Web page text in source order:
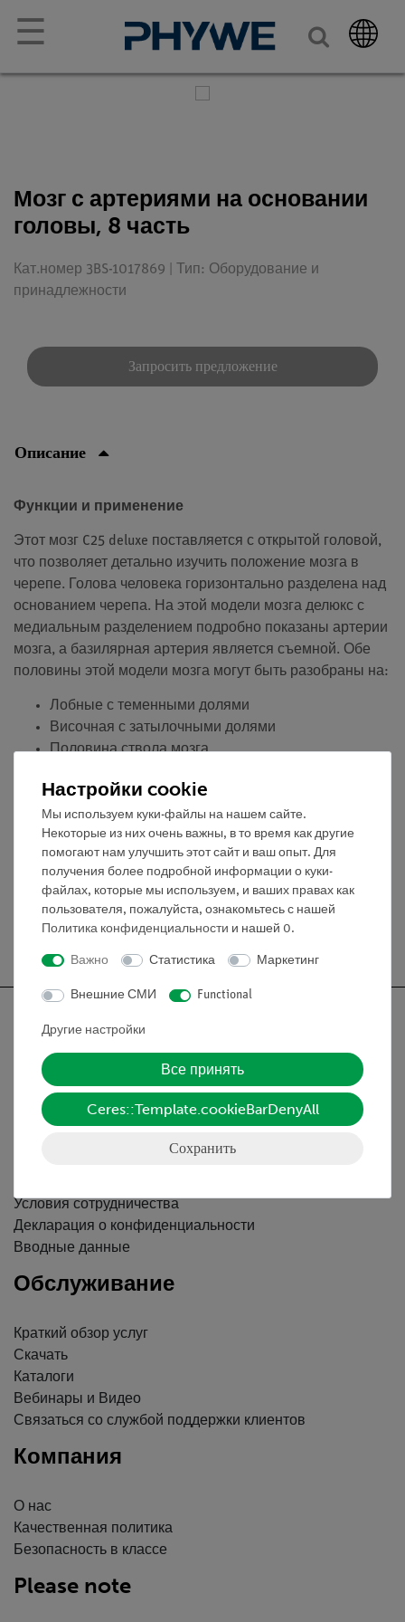
☰
Мозг с артериями на основании
головы, 8 часть
Кат.номер 3BS-1017869 | Тип: Оборудование и
принадлежности
Запросить предложение
Описание
Функции и применение
Этот мозг C25 deluxe поставляется с открытой головой,
что позволяет детально изучить положение мозга в
черепе. Голова человека горизонтально разделена над
основанием черепа. На этой модели мозга делюкс с
медиальным разделением подробно показаны артерии
мозга, а базилярная артерия является съемной. Обе
половины этой модели мозга могут быть разобраны на:
Лобные с теменными долями
Височная с затылочными долями
Половина ствола мозга
для обучения нервной системе человека и анатомии
мозга. Мозг в голове поставляется на подставке
Бесплатная доставка от 300,- €
Nach oben
Информация
Условия сотрудничества
Декларация о конфиденциальности
Вводные данные
Обслуживание
Краткий обзор услуг
Скачать
Каталоги
Вебинары и Видео
Связаться со службой поддержки клиентов
Компания
О нас
Качественная политика
Безопасность в классе
Please note
Настройки cookie
Мы используем куки-файлы на нашем сайте.
Некоторые из них очень важны, в то время как другие
помогают нам улучшить этот сайт и ваш опыт. Для
получения более подробной информации о куки-
файлах, которые мы используем, и ваших правах как
пользователя, пожалуйста, ознакомьтесь с нашей
Политика конфиденциальности и нашей 0.
Важно Статистика Маркетинг
Внешние СМИ Functional
Другие настройки
Все принять
Ceres::Template.cookieBarDenyAll
Сохранить